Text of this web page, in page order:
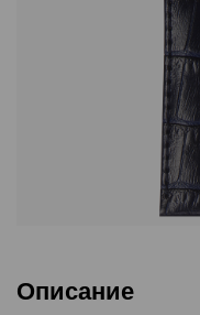
Описание